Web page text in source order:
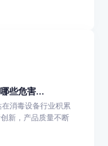
些危害...
消毒设备行业积累
新，产品质量不断